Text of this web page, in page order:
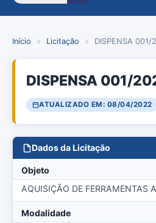
Início » Licitação » DISPENSA 001/
DISPENSA 001/
ATUALIZADO EM: 08/04/2022
Dados da Licitação
Objeto
AQUISIÇÃO DE FERRAMENTAS
Modalidade